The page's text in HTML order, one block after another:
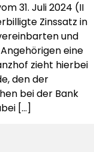
31. Juli 2024 (II
Zinssatz in
und
eine
zieht hierbei
den der
bei der Bank
[…]